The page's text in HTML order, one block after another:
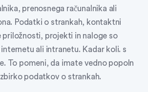
prenosnega računalnika ali
Podatki o strankah, kontaktni
projekti in naloge so
ali intranetu. Kadar koli. s
To pomeni, da imate vedno popoln
podatkov o strankah.